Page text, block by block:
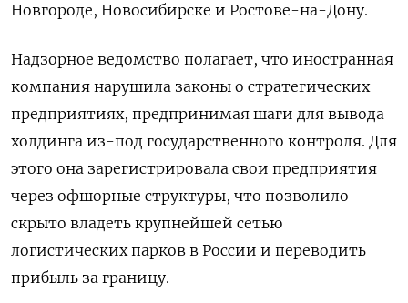
Новгороде, Новосибирске и Ростове-на-Дону.
Надзорное ведомство полагает, что иностранная
компания нарушила законы о стратегических
предприятиях, предпринимая шаги для вывода
холдинга из-под государственного контроля. Для
этого она зарегистрировала свои предприятия
через офшорные структуры, что позволило
скрыто владеть крупнейшей сетью
логистических парков в России и переводить
прибыль за границу.